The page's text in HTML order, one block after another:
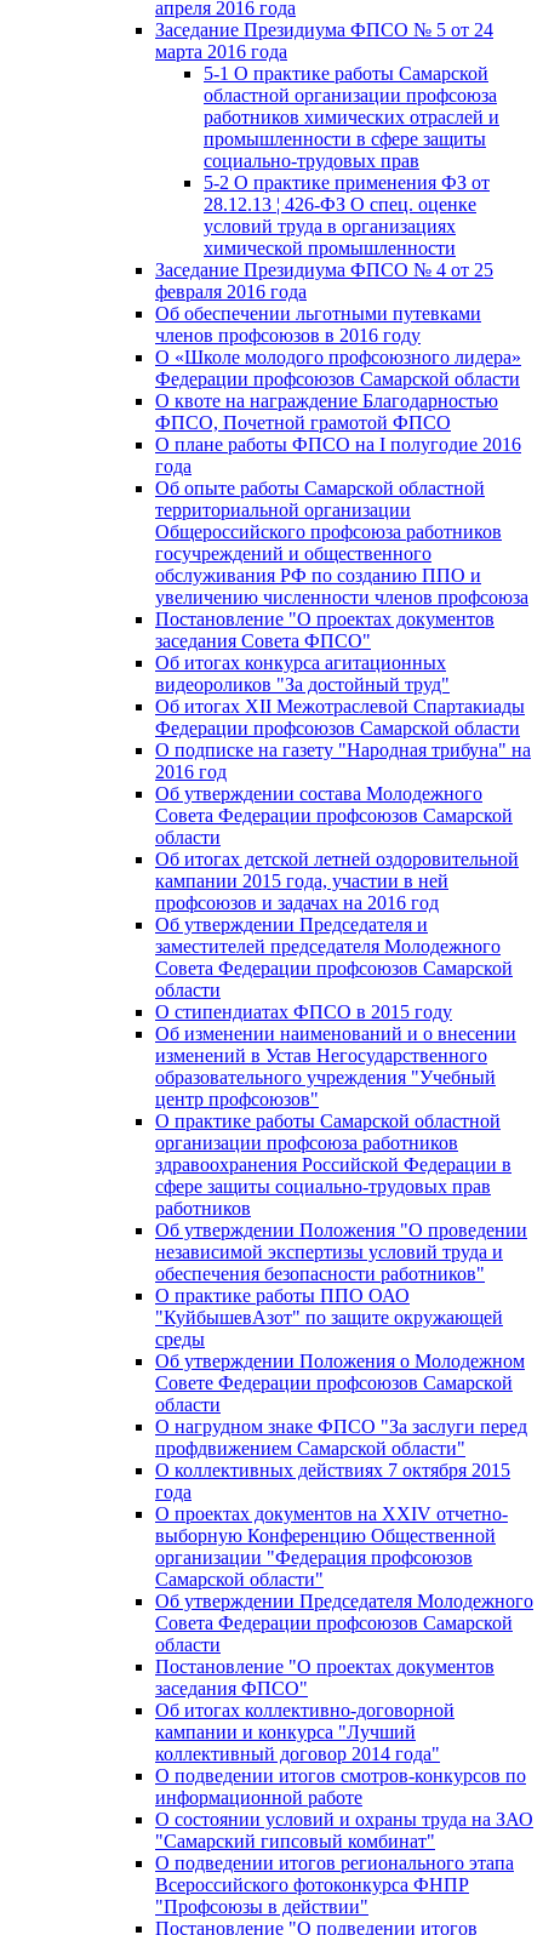
апреля 2016 года
Заседание Президиума ФПСО № 5 от 24
марта 2016 года
5-1 О практике работы Самарской
областной организации профсоюза
работников химических отраслей и
промышленности в сфере защиты
социально-трудовых прав
5-2 О практике применения ФЗ от
28.12.13 ¦ 426-ФЗ О спец. оценке
условий труда в организациях
химической промышленности
Заседание Президиума ФПСО № 4 от 25
февраля 2016 года
Об обеспечении льготными путевками
членов профсоюзов в 2016 году
О «Школе молодого профсоюзного лидера»
Федерации профсоюзов Самарской области
О квоте на награждение Благодарностью
ФПСО, Почетной грамотой ФПСО
О плане работы ФПСО на I полугодие 2016
года
Об опыте работы Самарской областной
территориальной организации
Общероссийского профсоюза работников
госучреждений и общественного
обслуживания РФ по созданию ППО и
увеличению численности членов профсоюза
Постановление "О проектах документов
заседания Совета ФПСО"
Об итогах конкурса агитационных
видеороликов "За достойный труд"
Об итогах XII Межотраслевой Спартакиады
Федерации профсоюзов Самарской области
О подписке на газету "Народная трибуна" на
2016 год
Об утверждении состава Молодежного
Совета Федерации профсоюзов Самарской
области
Об итогах детской летней оздоровительной
кампании 2015 года, участии в ней
профсоюзов и задачах на 2016 год
Об утверждении Председателя и
заместителей председателя Молодежного
Совета Федерации профсоюзов Самарской
области
О стипендиатах ФПСО в 2015 году
Об изменении наименований и о внесении
изменений в Устав Негосударственного
образовательного учреждения "Учебный
центр профсоюзов"
О практике работы Самарской областной
организации профсоюза работников
здравоохранения Российской Федерации в
сфере защиты социально-трудовых прав
работников
Об утверждении Положения "О проведении
независимой экспертизы условий труда и
обеспечения безопасности работников"
О практике работы ППО ОАО
"КуйбышевАзот" по защите окружающей
среды
Об утверждении Положения о Молодежном
Совете Федерации профсоюзов Самарской
области
О нагрудном знаке ФПСО "За заслуги перед
профдвижением Самарской области"
О коллективных действиях 7 октября 2015
года
О проектах документов на XXIV отчетно-
выборную Конференцию Общественной
организации "Федерация профсоюзов
Самарской области"
Об утверждении Председателя Молодежного
Совета Федерации профсоюзов Самарской
области
Постановление "О проектах документов
заседания ФПСО"
Об итогах коллективно-договорной
кампании и конкурса "Лучший
коллективный договор 2014 года"
О подведении итогов смотров-конкурсов по
информационной работе
О состоянии условий и охраны труда на ЗАО
"Самарский гипсовый комбинат"
О подведении итогов регионального этапа
Всероссийского фотоконкурса ФНПР
"Профсоюзы в действии"
Постановление "О подведении итогов